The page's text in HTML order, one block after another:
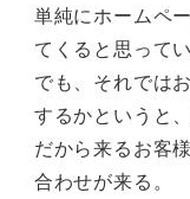
単純にホームペ
てくると思ってい
でも、それでは
するかというと
だから来るお客
合わせが来る。